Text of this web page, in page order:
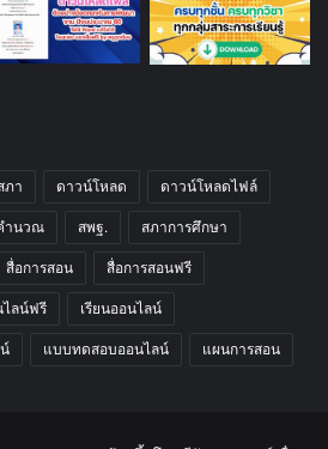
ภา ดาวน์โหลด ดาวน์โหลดไฟล์
ำนวณ สพฐ. สภาการศึกษา
สื่อการสอน สื่อการสอนฟรี
ไลน์ฟรี เรียนออนไลน์
แบบทดสอบออนไลน์ แผนการสอน